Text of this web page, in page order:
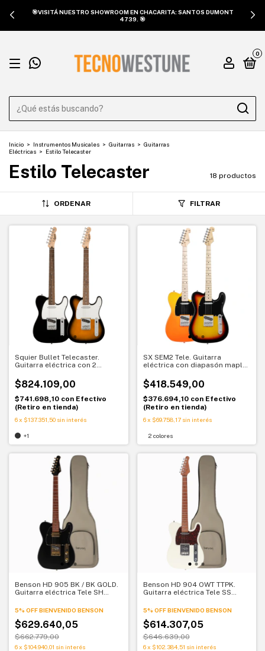
🎯VISITÁ NUESTRO SHOWROOM EN CHACARITA: SANTOS DUMONT
4739. 🎯
0
Inicio > Instrumentos Musicales > Guitarras > Guitarras
Eléctricas > Estilo Telecaster
Estilo Telecaster 18 productos
ORDENAR FILTRAR
Squier Bullet Telecaster.
Guitarra eléctrica con 2
Tele clásico y versátil
$824.109,00
$741.698,10 con Efectivo
(Retiro en tienda)
6x $137.351,50 sin interés
+1
SX SEM2 Tele. Guitarra
eléctrica con diapasón maple.
$418.549,00
$376.694,10 con Efectivo
(Retiro en tienda)
6 x $69.758,17 sin interés
2 colores
Benson HD 905 BK / BK GOLD.
Guitarra eléctrica Tele SH
5% OFF BIENVENIDO BENSON
$629.640,05
$662.779,00
6x $104.940,01 sin interés
Benson HD 904 OWT TTPK.
Guitarra eléctrica Tele SS
5% OFF BIENVENIDO BENSON
$614.307,05
$646.639,00
6 x $102.384,51 sin interés